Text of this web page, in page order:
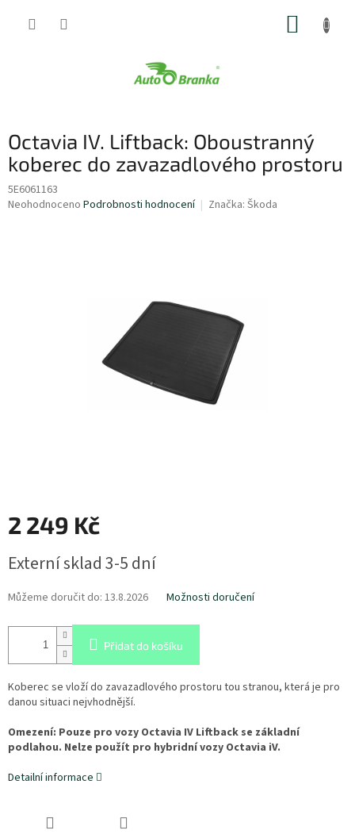
Octavia IV. Liftback: Oboustranný
koberec do zavazadlového prostoru
5E6061163
Průměrné
Neohodnoceno Podrobnosti hodnocení Značka: Škoda
2 249 Kč
cena:
Externí sklad 3-5 dní
Můžeme doručit do: 13.8.2026 Možnosti doručení
Přidat do košíku
Koberec se vloží do zavazadlového prostoru tou stranou, která je pro
danou situaci nejvhodnější.
Omezení: Pouze pro vozy Octavia IV Liftback se základní
podlahou. Nelze použít pro hybridní vozy Octavia iV.
Detailní informace